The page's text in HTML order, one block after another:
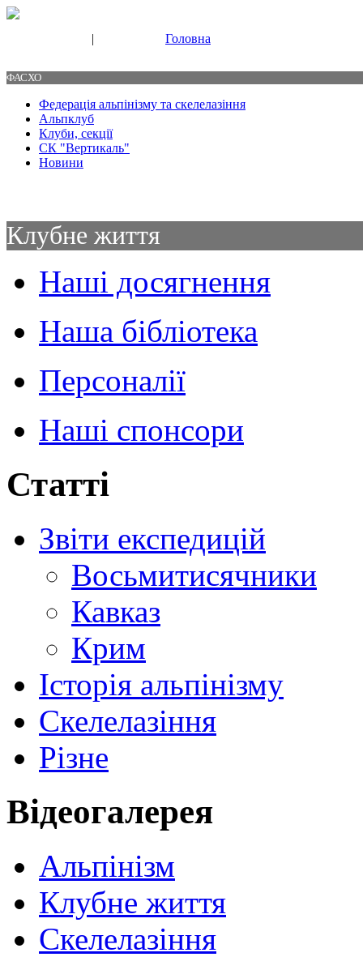
| Головна
ФАСХО
Федерація альпінізму та скелелазіння
Альпклуб
Клуби, секції
СК "Вертикаль"
Новини
Клубне життя
Наші досягнення
Наша бібліотека
Персоналії
Наші спонсори
Статті
Звіти експедицій
Восьмитисячники
Кавказ
Крим
Історія альпінізму
Скелелазіння
Різне
Відеогалерея
Альпінізм
Клубне життя
Скелелазіння